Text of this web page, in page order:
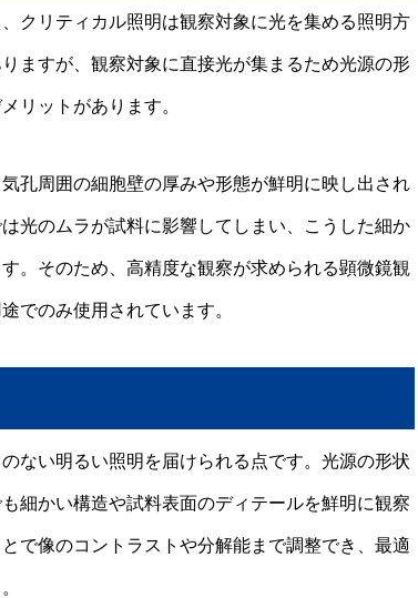
クリティカル照明は観察対象に光を集める照明方
ますが、観察対象に直接光が集まるため光源の形
リットがあります。
孔周囲の細胞壁の厚みや形態が鮮明に映し出され
光のムラが試料に影響してしまい、こうした細か
。そのため、高精度な観察が求められる顕微鏡観
でのみ使用されています。
ない明るい照明を届けられる点です。光源の形状
細かい構造や試料表面のディテールを鮮明に観察
で像のコントラストや分解能まで調整でき、最適